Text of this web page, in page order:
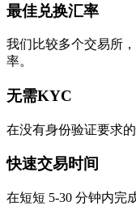
最佳兑换汇率
我们比较多个交易所
率。
无需KYC
在没有身份验证要求
快速交易时间
在短短 5-30 分钟内完